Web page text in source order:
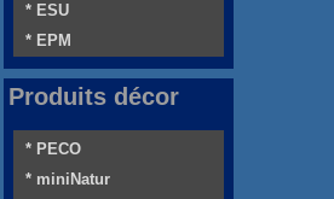
* ESU
* EPM
Produits décor
* PECO
* miniNatur